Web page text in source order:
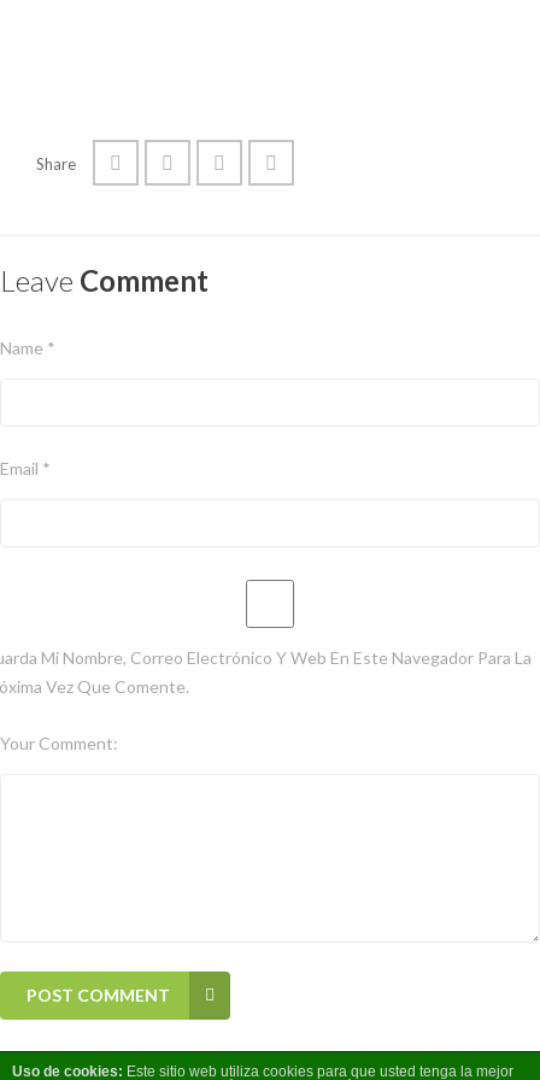
Share
Leave Comment
Name *
Email *
Mi Nombre, Correo Electrónico Y Web En Este Navegador Para La
Vez Que Comente.
Your Comment:
POST COMMENT
Uso de cookies: Este sitio web utiliza cookies para que usted tenga la mejor